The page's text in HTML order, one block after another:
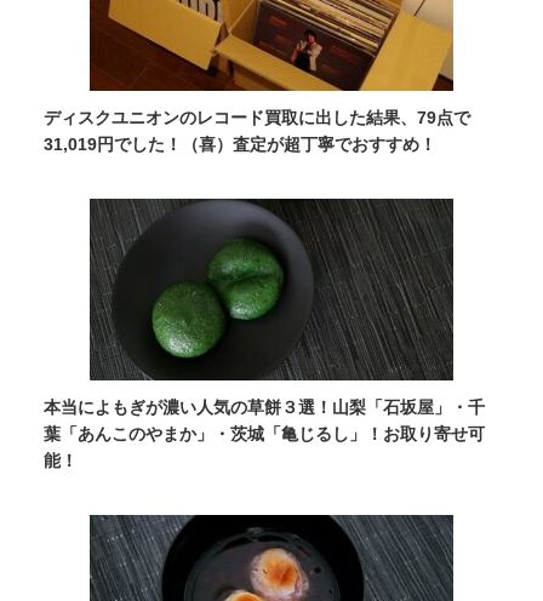
ディスクユニオンのレコード買取に出した結果、79点で
31,019円でした！（喜）査定が超丁寧でおすすめ！
本当によもぎが濃い人気の草餅３選！山梨「石坂屋」・千
葉「あんこのやまか」・茨城「亀じるし」！お取り寄せ可
能！